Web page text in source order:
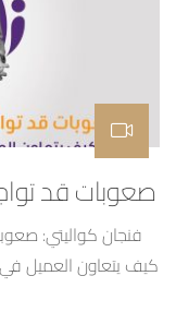
صعوبات قد
فنجان كواليتي:
كيف يتعاون العميل